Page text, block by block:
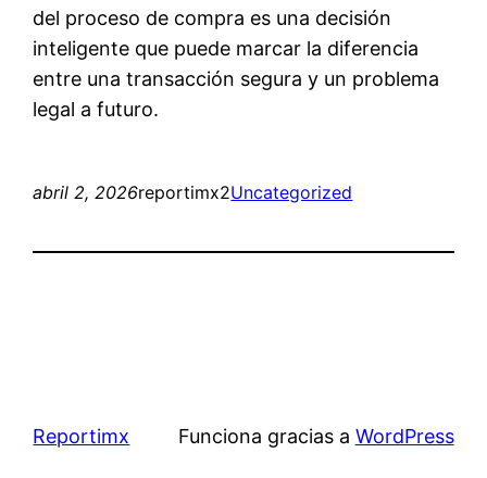
del proceso de compra es una decisión
inteligente que puede marcar la diferencia
entre una transacción segura y un problema
legal a futuro.
abril 2, 2026reportimx2Uncategorized
Reportimx Funciona gracias a WordPress